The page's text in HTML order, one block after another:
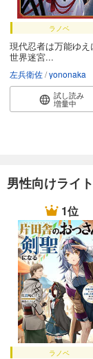
ラノベ
現代忍者は万能ゆえ
世界迷宮...
左兵衛佐 yononaka
試し読み
増量中
男性向けライ
1位
ラノベ